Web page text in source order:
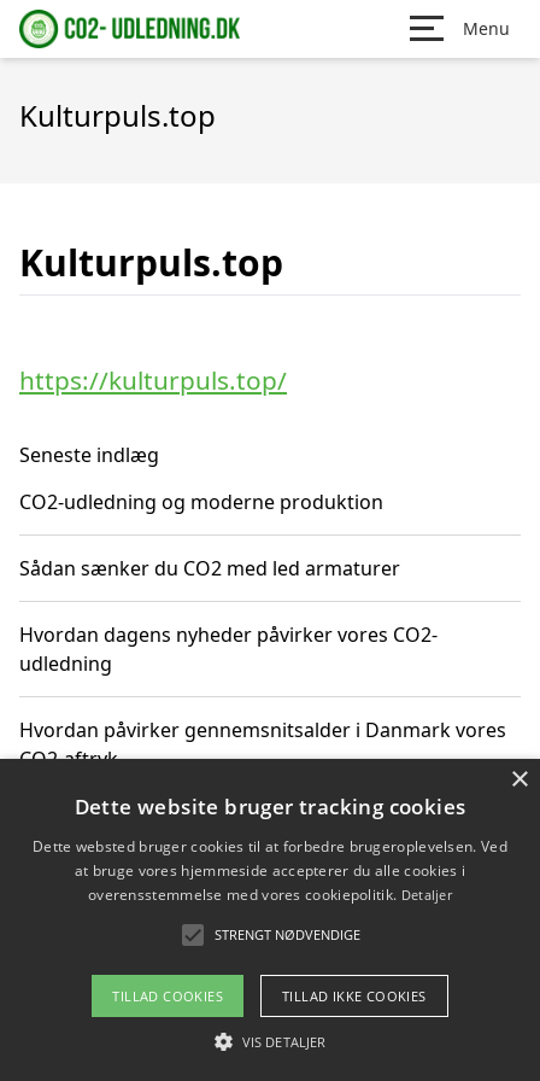
Menu
Kulturpuls.top
Kulturpuls.top
https://kulturpuls.top/
Seneste indlæg
CO2-udledning og moderne produktion
Sådan sænker du CO2 med led armaturer
Hvordan dagens nyheder påvirker vores CO2-
udledning
Hvordan påvirker gennemsnitsalder i Danmark vores
CO2-aftryk
Hvordan nyheder om CO2-udledning påvirker vores
hverdag
Om / kontakt
Blog Betingelser
×
Dette website bruger tracking cookies
Dette websted bruger cookies til at forbedre brugeroplevelsen. Ved
at bruge vores hjemmeside accepterer du alle cookies i
overensstemmelse med vores cookiepolitik. Detaljer
STRENGT NØDVENDIGE
TILLAD COOKIES TILLAD IKKE COOKIES
VIS DETALJER